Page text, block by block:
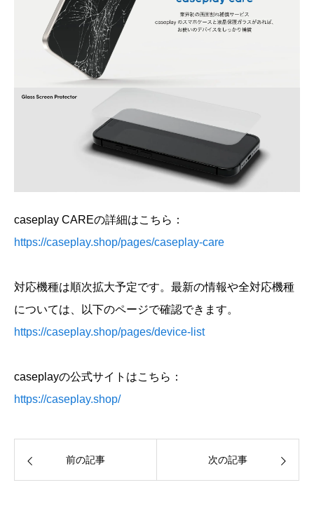
caseplay CAREの詳細はこちら：
https://caseplay.shop/pages/caseplay-care
対応機種は順次拡大予定です。最新の情報や全対応機種
については、以下のページで確認できます。
https://caseplay.shop/pages/device-list
caseplayの公式サイトはこちら：
https://caseplay.shop/
前の記事 次の記事